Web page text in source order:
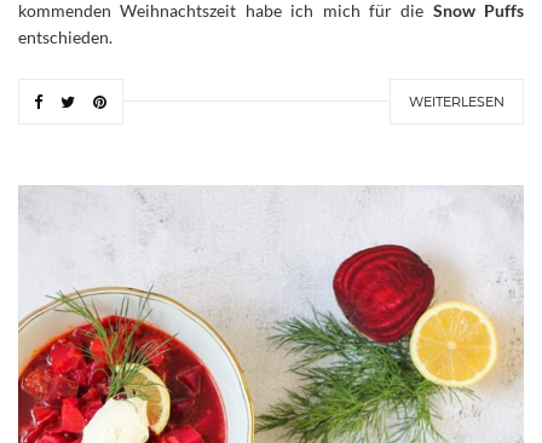
kommenden Weihnachtszeit habe ich mich für die Snow Puffs
entschieden.
WEITERLESEN